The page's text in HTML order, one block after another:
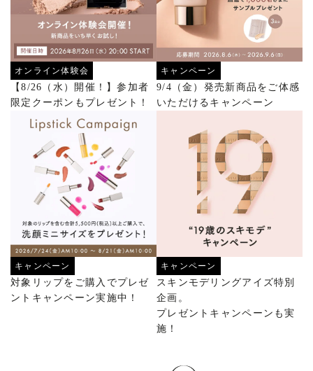
オンライン体験会
【8/26（水）開催！】参加者
限定クーポンもプレゼント！
キャンペーン
9/4（金）発売新商品をご体感
いただけるキャンペーン
キャンペーン
対象リップをご購入でプレゼ
ントキャンペーン実施中！
キャンペーン
スキンモデリングアイズ特別
企画。
プレゼントキャンペーンも実
施！